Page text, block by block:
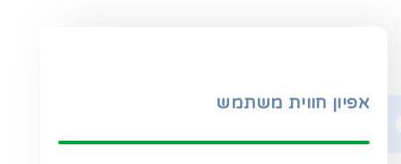
אפיון חווית משתמש